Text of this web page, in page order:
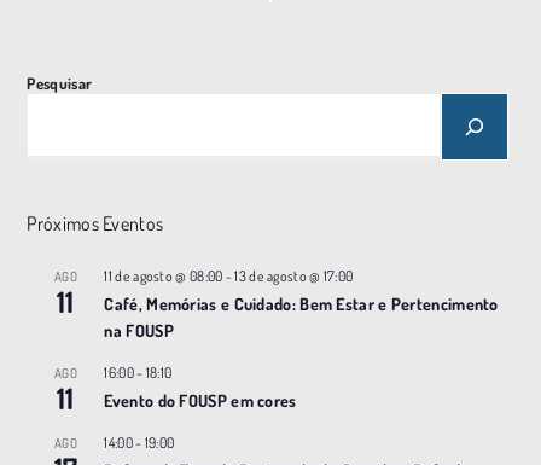
N
g
Pesquisar
Próximos Eventos
AGO
11
11 de agosto @ 08:00 -13 de agosto @ 17:00
Café, Memórias e Cuidado: Bem Estar e Pertencimento
na FOUSP
AGO
11
16:00- 18:10
Evento do FOUSP em cores
AGO 14:00- 19:00